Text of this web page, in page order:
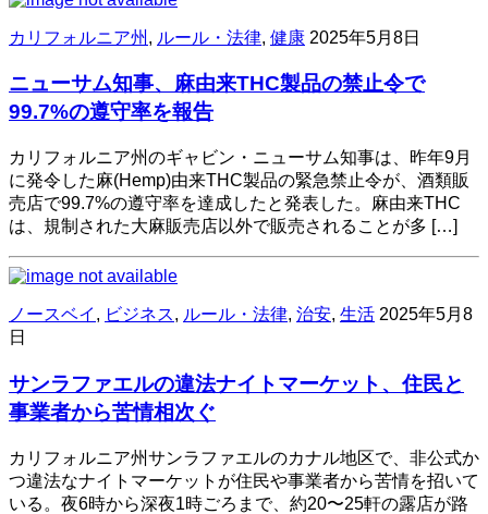
カリフォルニア州 , ルール・法律, 健康 2025年5月8日
ニューサム知事、麻由来THC製品の禁止令で
99.7%の遵守率を報告
カリフォルニア州のギャビン・ニューサム知事は、昨年9月
に発令した麻(Hemp)由来THC製品の緊急禁止令が、酒類販
売店で99.7%の遵守率を達成したと発表した。麻由来THC
は、規制された大麻販売店以外で販売されることが多 […]
ノースベイ , ビジネス, ルール・法律, 治安, 生活 2025年5月8
日
サンラファエルの違法ナイトマーケット、住民と
事業者から苦情相次ぐ
カリフォルニア州サンラファエルのカナル地区で、非公式か
つ違法なナイトマーケットが住民や事業者から苦情を招いて
いる。夜6時から深夜1時ごろまで、約20〜25軒の露店が路